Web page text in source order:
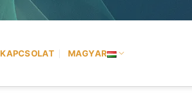
KAPCSOLAT MAGYAR